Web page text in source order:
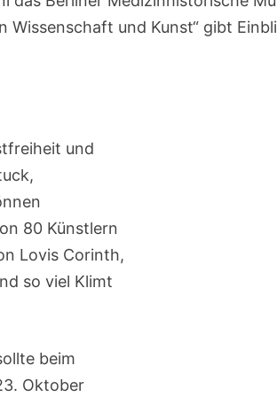
Wissenschaft und Kunst“ gibt
und
80 Künstlern
Lovis Corinth,
so viel Klimt
beim
Oktober